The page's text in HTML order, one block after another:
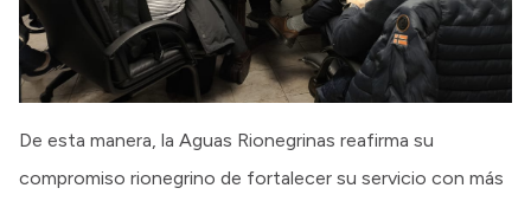
De esta manera, la Aguas Rionegrinas reafirma su
compromiso rionegrino de fortalecer su servicio con más